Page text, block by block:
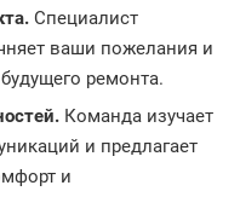
Специалист
ваши пожелания и
ремонта.
Команда изучает
и предлагает
и